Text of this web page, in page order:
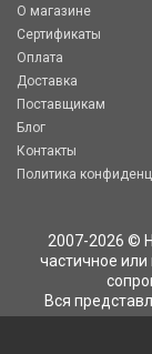
О магазине
Сертификаты
Оплата
Доставка
Поставщикам
Блог
Контакты
Политика
2007-2026 ©
частичное
Вся